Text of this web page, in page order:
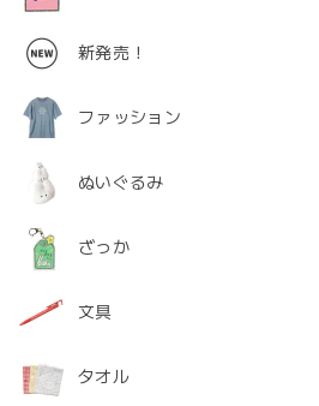
新発売！
ファッション
ぬいぐるみ
ざっか
文具
タオル